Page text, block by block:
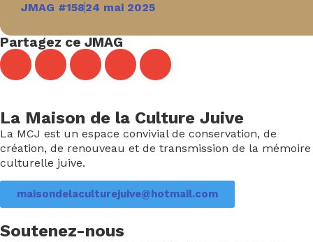
JMAG #15824 mai 2025
Partagez ce JMAG
La Maison de la Culture Juive
La MCJ est un espace convivial de conservation, de
création, de renouveau et de transmission de la mémoire
culturelle juive.
maisondelaculturejuive@hotmail.com
Soutenez-nous